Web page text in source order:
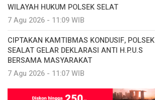
WILAYAH HUKUM POLSEK SELAT
7 Agu 2026 - 11:09 WIB
CIPTAKAN KAMTIBMAS KONDUSIF, POLSEK
SEALAT GELAR DEKLARASI ANTI H.P.U.S
BERSAMA MASYARAKAT
7 Agu 2026 - 11:07 WIB